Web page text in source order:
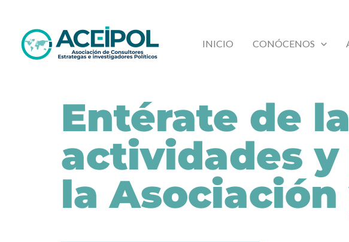
contenido
INICIO CONÓCENOS
Entérate de
actividades
la